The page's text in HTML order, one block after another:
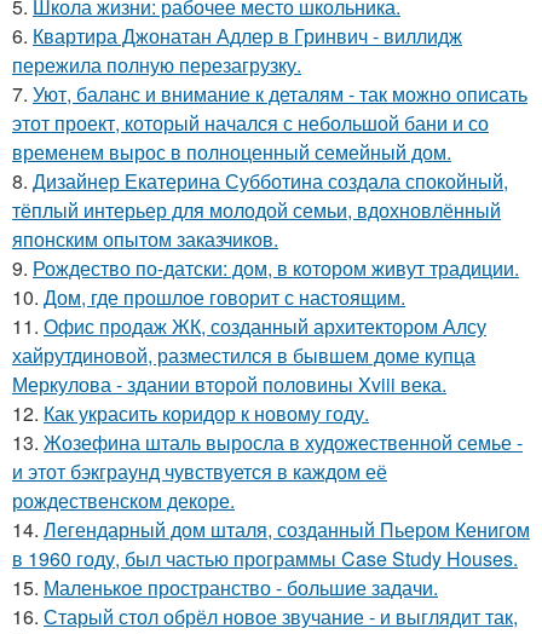
5. Школа жизни: рабочее место школьника.
6. Квартира Джонатан Адлер в Гринвич - виллидж
пережила полную перезагрузку.
7. Уют, баланс и внимание к деталям - так можно описать
этот проект, который начался с небольшой бани и со
временем вырос в полноценный семейный дом.
8. Дизайнер Екатерина Субботина создала спокойный,
тёплый интерьер для молодой семьи, вдохновлённый
японским опытом заказчиков.
9. Рождество по-датски: дом, в котором живут традиции.
10. Дом, где прошлое говорит с настоящим.
11. Офис продаж ЖК, созданный архитектором Алсу
хайрутдиновой, разместился в бывшем доме купца
Меркулова - здании второй половины Xviii века.
12. Как украсить коридор к новому году.
13. Жозефина шталь выросла в художественной семье -
и этот бэкграунд чувствуется в каждом её
рождественском декоре.
14. Легендарный дом шталя, созданный Пьером Кенигом
в 1960 году, был частью программы Case Study Houses.
15. Маленькое пространство - большие задачи.
16. Старый стол обрёл новое звучание - и выглядит так,